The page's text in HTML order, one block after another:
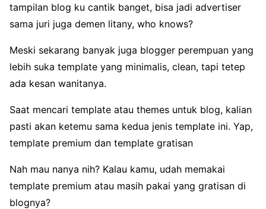
tampilan blog ku cantik banget, bisa jadi advertiser
sama juri juga demen litany, who knows?
Meski sekarang banyak juga blogger perempuan yang
lebih suka template yang minimalis, clean, tapi tetep
ada kesan wanitanya.
Saat mencari template atau themes untuk blog, kalian
pasti akan ketemu sama kedua jenis template ini. Yap,
template premium dan template gratisan
Nah mau nanya nih? Kalau kamu, udah memakai
template premium atau masih pakai yang gratisan di
blognya?